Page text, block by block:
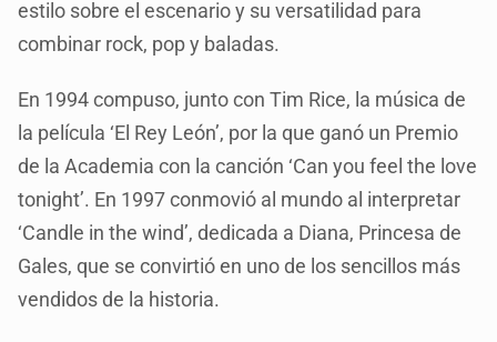
estilo sobre el escenario y su versatilidad para
combinar rock, pop y baladas.
En 1994 compuso, junto con Tim Rice, la música de
la película ‘El Rey León’, por la que ganó un Premio
de la Academia con la canción ‘Can you feel the love
tonight’. En 1997 conmovió al mundo al interpretar
‘Candle in the wind’, dedicada a Diana, Princesa de
Gales, que se convirtió en uno de los sencillos más
vendidos de la historia.